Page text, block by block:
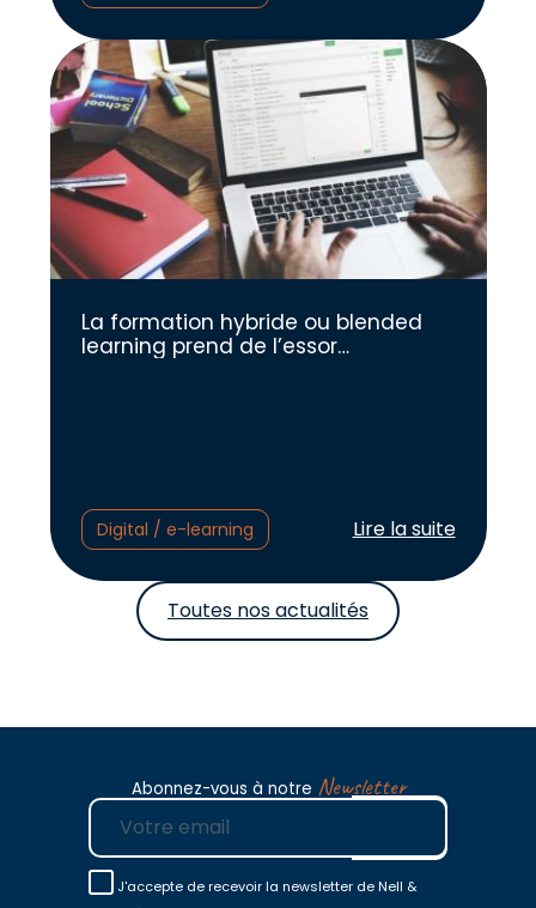
La formation hybride ou blended
learning prend de l’essor…
Digital / e-learning Lire l'article :
Lire la suite
Toutes nos actualités
Abonnez-vous à notre Newsletter
E-mail
J'accepte de recevoir la newsletter de Nell &